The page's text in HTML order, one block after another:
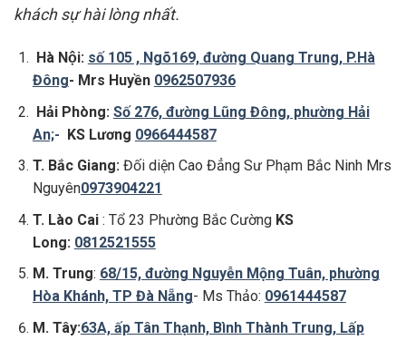
khách sự hài lòng nhất.
Hà Nội: số 105 , Ngõ169, đường Quang Trung, P.Hà
Đông- Mrs Huyền 0962507936
Hải Phòng: Số 276, đường Lũng Đông, phường Hải
An;- KS Lương 0966444587
T. Bắc Giang: Đối diện Cao Đẳng Sư Phạm Bắc Ninh Mrs
Nguyên0973904221
T. Lào Cai : Tổ 23 Phường Bắc Cường KS
Long: 0812521555
M. Trung: 68/15, đường Nguyễn Mộng Tuân, phường
Hòa Khánh, TP Đà Nẵng- Ms Thảo: 0961444587
M. Tây:63A, ấp Tân Thạnh, Bình Thành Trung, Lấp